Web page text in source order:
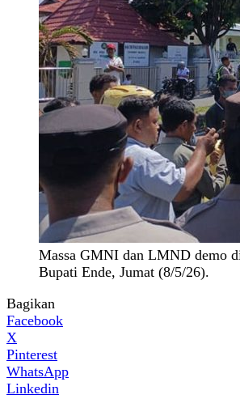
Massa GMNI dan LMND demo
Bupati Ende, Jumat (8/5/26).
Bagikan
Facebook
X
Pinterest
WhatsApp
Linkedin